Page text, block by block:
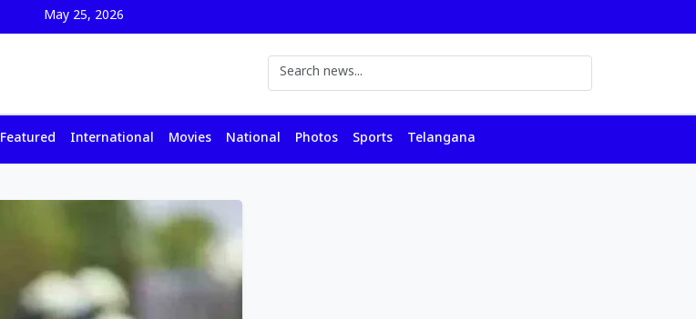
May 25, 2026
Featured International Movies National Photos Sports Telangana